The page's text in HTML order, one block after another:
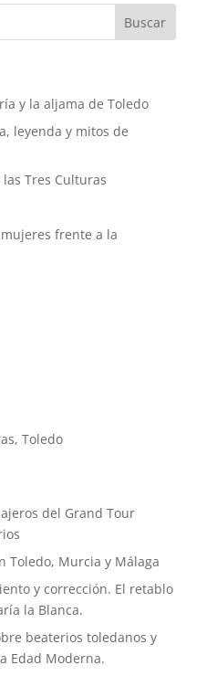
y la aljama de Toledo
leyenda y mitos de
Tres Culturas
frente a la
Toledo
del Grand Tour
Toledo, Murcia y Málaga
y corrección. El retablo
la Blanca.
beaterios toledanos y
Edad Moderna.